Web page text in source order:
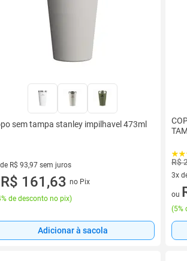
sem tampa stanley impilhavel 473ml
R$ 93,97 sem juros
de R$ 93,97 sem juros
R$ 161,63 no Pix
de desconto no pix)
Adicionar à sacola
R$
3x
3
ou
(5%